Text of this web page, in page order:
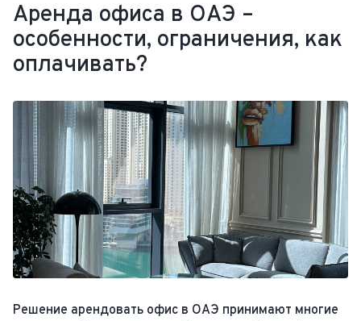
Аренда офиса в ОАЭ –
особенности, ограничения, как
оплачивать?
Решение арендовать офис в ОАЭ принимают многие